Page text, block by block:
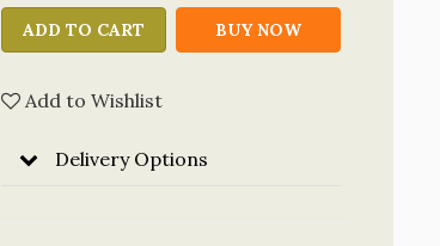
ADD TO CART BUY NOW
Add to Wishlist
Delivery Options